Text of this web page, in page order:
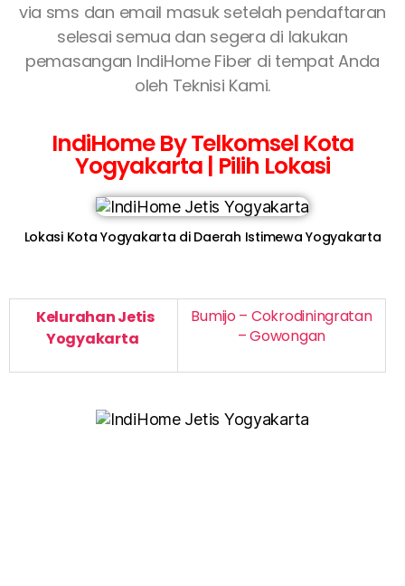
via sms dan email masuk setelah pendaftaran
selesai semua dan segera di lakukan
pemasangan IndiHome Fiber di tempat Anda
oleh Teknisi Kami.
IndiHome By Telkomsel Kota
Yogyakarta | Pilih Lokasi
Lokasi Kota Yogyakarta di Daerah Istimewa Yogyakarta
Kelurahan Jetis
Yogyakarta
Bumijo – Cokrodiningratan
– Gowongan